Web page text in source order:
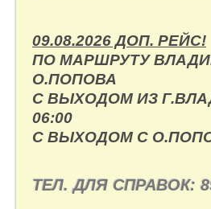
09.08.2026 ДОП. РЕЙС!
ПО МАРШРУТУ
О.ПОПОВА
С ВЫХОДОМ ИЗ
06:00
С ВЫХОДОМ С
ТЕЛ. ДЛЯ СПРАВОК: